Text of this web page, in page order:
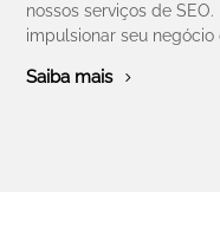
nossos serviços de
impulsionar seu negócio
Saiba mais